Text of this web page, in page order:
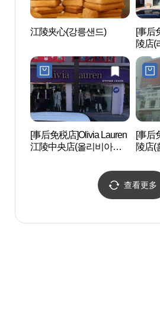
江陵夹心(강릉샌드)
[事后
陵店(
[事后免税店]Olivia Lauren
江陵中央店(올리비아로
[事后
陵店(
查看更多